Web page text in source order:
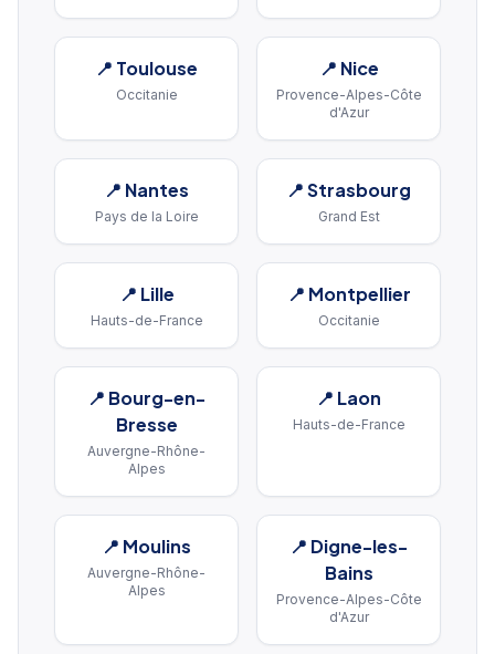
📍 Toulouse
Occitanie
📍 Nice
Provence-Alpes-Côte
d'Azur
📍 Nantes
Pays de la Loire
📍Strasbourg
Grand Est
📍 Lille
Hauts-de-France
📍 Montpellier
Occitanie
📍 Bourg-en-
Bresse
Auvergne-Rhône-
Alpes
📍 Laon
Hauts-de-France
📍 Moulins
Auvergne-Rhône-
Alpes
📍 Digne-les-
Bains
Provence-Alpes-Côte
d'Azur